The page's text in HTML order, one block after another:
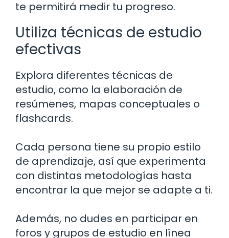
te permitirá medir tu progreso.
Utiliza técnicas de estudio
efectivas
Explora diferentes técnicas de
estudio, como la elaboración de
resúmenes, mapas conceptuales o
flashcards.
Cada persona tiene su propio estilo
de aprendizaje, así que experimenta
con distintas metodologías hasta
encontrar la que mejor se adapte a ti.
Además, no dudes en participar en
foros y grupos de estudio en línea